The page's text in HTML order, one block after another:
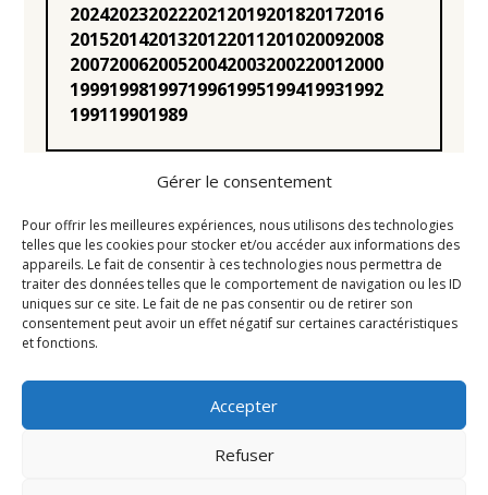
Gérer le consentement
Pour offrir les meilleures expériences, nous utilisons des technologies
telles que les cookies pour stocker et/ou accéder aux informations des
appareils. Le fait de consentir à ces technologies nous permettra de
traiter des données telles que le comportement de navigation ou les ID
uniques sur ce site. Le fait de ne pas consentir ou de retirer son
consentement peut avoir un effet négatif sur certaines caractéristiques
et fonctions.
Accepter
Refuser
20242023202220212019201820172016
20152014201320122011201020092008
20072006200520042003200220012000
19991998199719961995199419931992
199119901989
Statuts
Règlement intérieur
Liens utiles